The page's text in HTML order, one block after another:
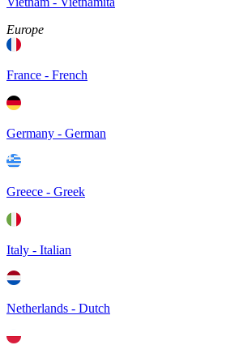
Europe
France - French
Germany - German
Greece - Greek
Italy - Italian
Netherlands - Dutch